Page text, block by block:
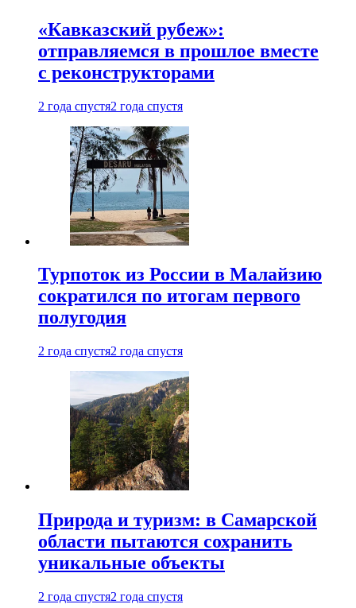
«Кавказский рубеж»:
отправляемся в прошлое вместе
с реконструкторами
2 года спустя2 года спустя
Турпоток из России в Малайзию
сократился по итогам первого
полугодия
2 года спустя2 года спустя
Природа и туризм: в Самарской
области пытаются сохранить
уникальные объекты
2 года спустя2 года спустя